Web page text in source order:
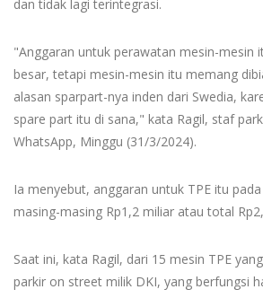
dan tidak lagi terintegrasi.
"Anggaran untuk perawatan mesin-mesin
besar, tetapi mesin-mesin itu memang
alasan sparpart-nya inden dari Swedia,
spare part itu di sana," kata Ragil, staf
WhatsApp, Minggu (31/3/2024).
Ia menyebut, anggaran untuk TPE itu
masing-masing Rp1,2 miliar atau total
Saat ini, kata Ragil, dari 15 mesin TPE
parkir on street milik DKI, yang berfungsi